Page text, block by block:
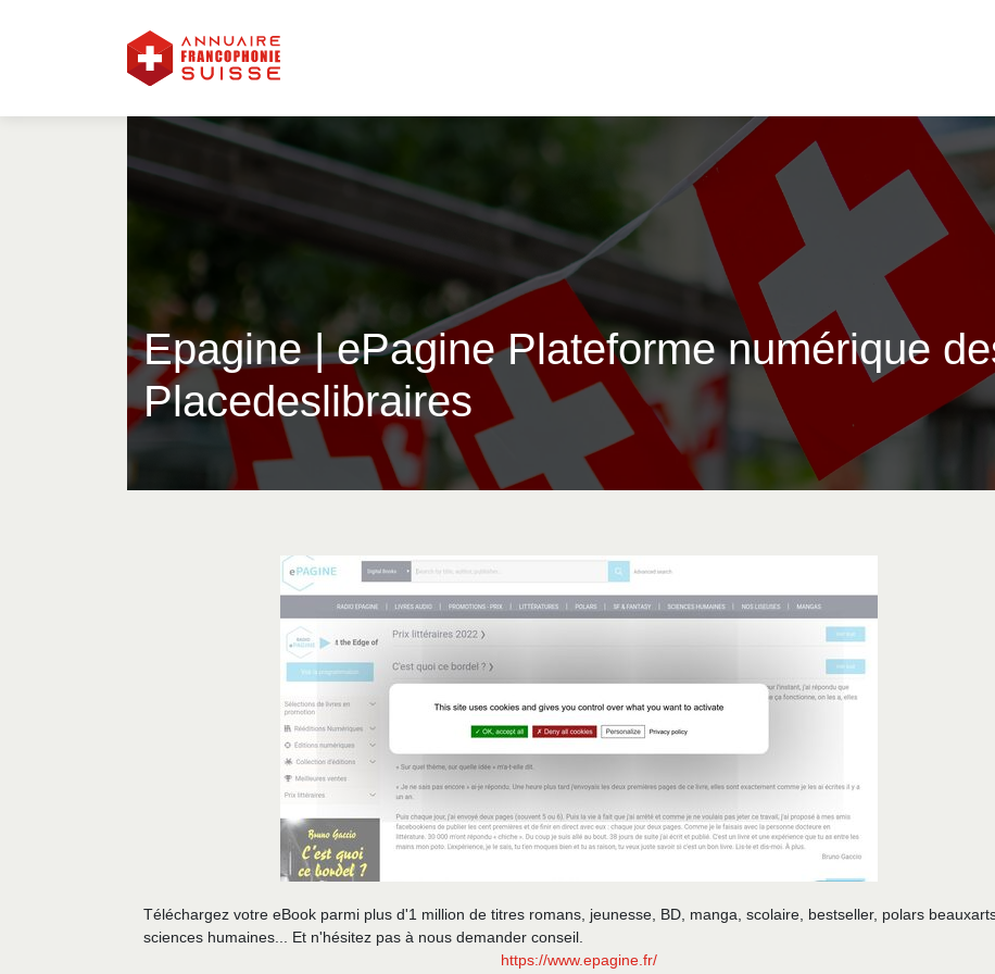
Epagine | ePagine Plateforme numérique
Placedes­lib­rai­res
Téléchargez votre eBook parmi plus d'1 million de titres romans, jeunesse, BD, manga, scolaire, bestseller, polars
sciences humaines... Et n'hésitez pas à nous demander conseil.
https://www.epagine.fr/